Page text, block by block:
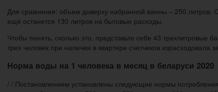
Для сравнения: объем доверху набранной ванны – 250
ещё останется 130 литров на бытовые расходы.
Чтобы понять, сколько это, представьте себе 43
трех человек при наличии в квартире счетчиков израсходовала
Норма воды на 1 человека в месяц в беларуси 2020
/ / Постановлением установлены следующие нормы